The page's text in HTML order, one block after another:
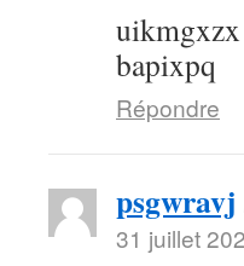
bapixpq
Répondre
psgwravj
31 juillet